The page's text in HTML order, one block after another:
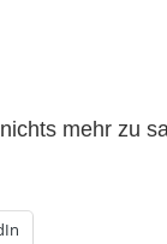
mehr zu